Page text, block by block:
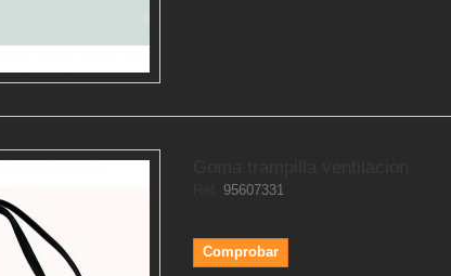
95607331
Comprobar